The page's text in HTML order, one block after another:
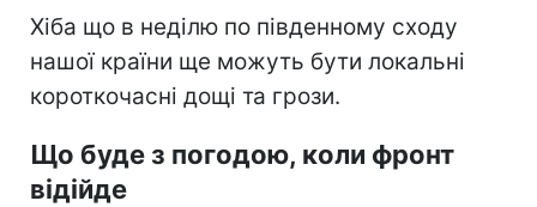
Хіба що в неділю по південному сходу
нашої країни ще можуть бути локальні
короткочасні дощі та грози.
Що буде з погодою, коли фронт
відійде